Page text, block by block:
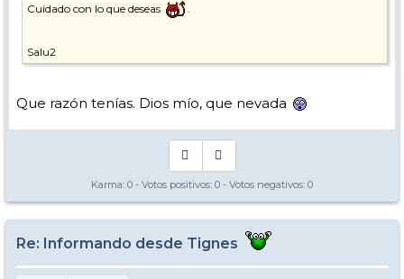
Cuidado con lo que deseas
Salu2
Que razón tenías. Dios mío, que nevada
Karma: 0 - Votos positivos: 0 - Votos negativos: 0
Re: Informando desde Tignes